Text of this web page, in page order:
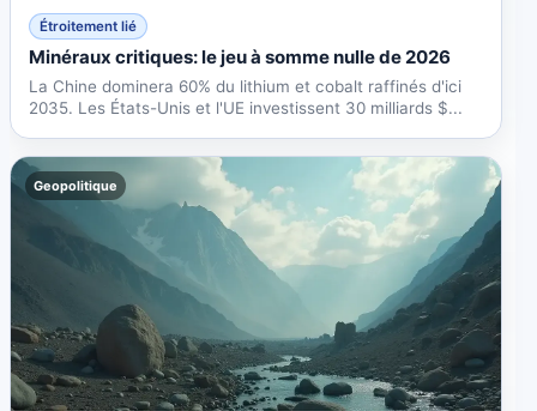
Étroitement lié
Minéraux critiques: le jeu à somme nulle de 2026
La Chine dominera 60% du lithium et cobalt raffinés d'ici
2035. Les États-Unis et l'UE investissent 30 milliards $...
Geopolitique